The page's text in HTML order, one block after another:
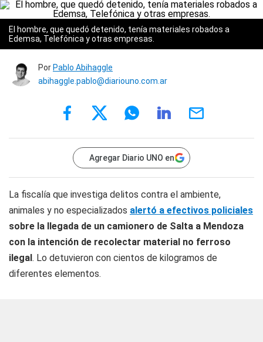
El hombre, que quedó detenido, tenía materiales robados a
Edemsa, Telefónica y otras empresas.
Por Pablo Abihaggle
abihaggle.pablo@diariouno.com.ar
Agregar Diario UNO en
La fiscalía que investiga delitos contra el ambiente,
animales y no especializados alertó a efectivos policiales
sobre la llegada de un camionero de Salta a Mendoza
con la intención de recolectar material no ferroso
ilegal. Lo detuvieron con cientos de kilogramos de
diferentes elementos.